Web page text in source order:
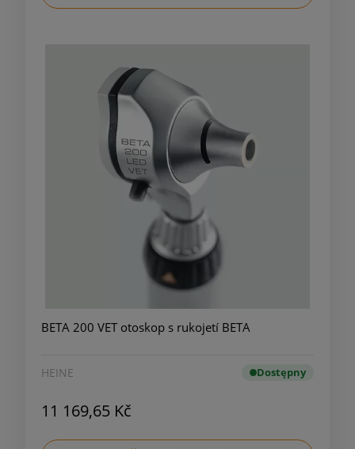
BETA 200 VET otoskop s rukojetí BETA
HEINE Dostępny
11 169,65 Kč